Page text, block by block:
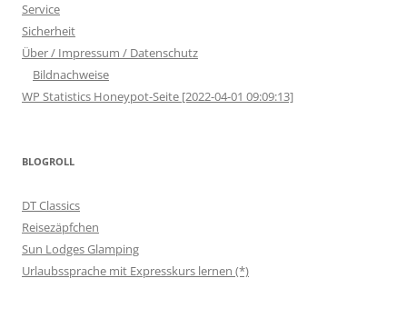
Service
Sicherheit
Über / Impressum / Datenschutz
Bildnachweise
WP Statistics Honeypot-Seite [2022-04-01 09:09:13]
BLOGROLL
DT Classics
Reisezäpfchen
Sun Lodges Glamping
Urlaubssprache mit Expresskurs lernen (*)